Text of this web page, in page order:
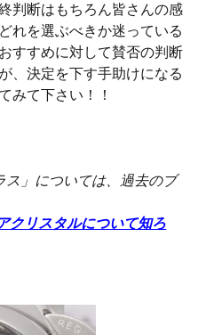
判断はもちろん皆さんの感
れを選ぶべきか迷っている
すすめに対して賛否の判断
、決定を下す手助けになる
みて下さい！！
」については、過去のブ
クリスタルについて知ろ